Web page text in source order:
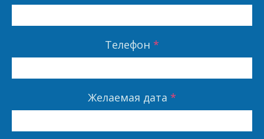
Телефон *
Желаемая дата *